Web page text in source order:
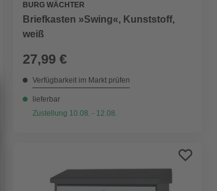
BURG WÄCHTER
Briefkasten »Swing«, Kunststoff,
weiß
27,99 €
Verfügbarkeit im Markt prüfen
lieferbar
Zustellung 10.08. - 12.08.